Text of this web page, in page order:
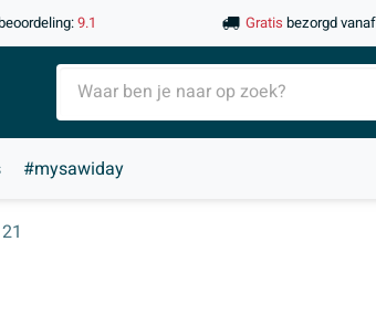
9.1 Gratis bezorgd
#mysawiday